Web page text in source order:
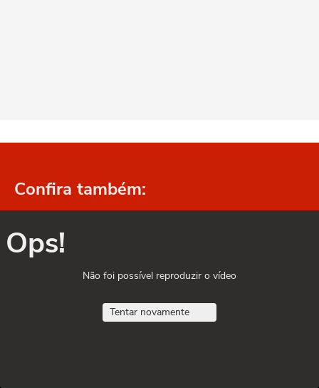
Confira também:
Ops!
Não foi possível reproduzir o vídeo
Tentar novamente